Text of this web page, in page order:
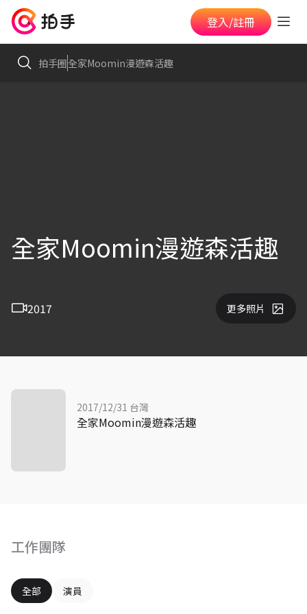
登入/註冊
拍手圈全家Moomin漫遊森活趣
全家Moomin漫遊森活趣
2017 更多照片
工作團隊
全部 演員
2017/12/31 台灣
全家Moomin漫遊森活趣